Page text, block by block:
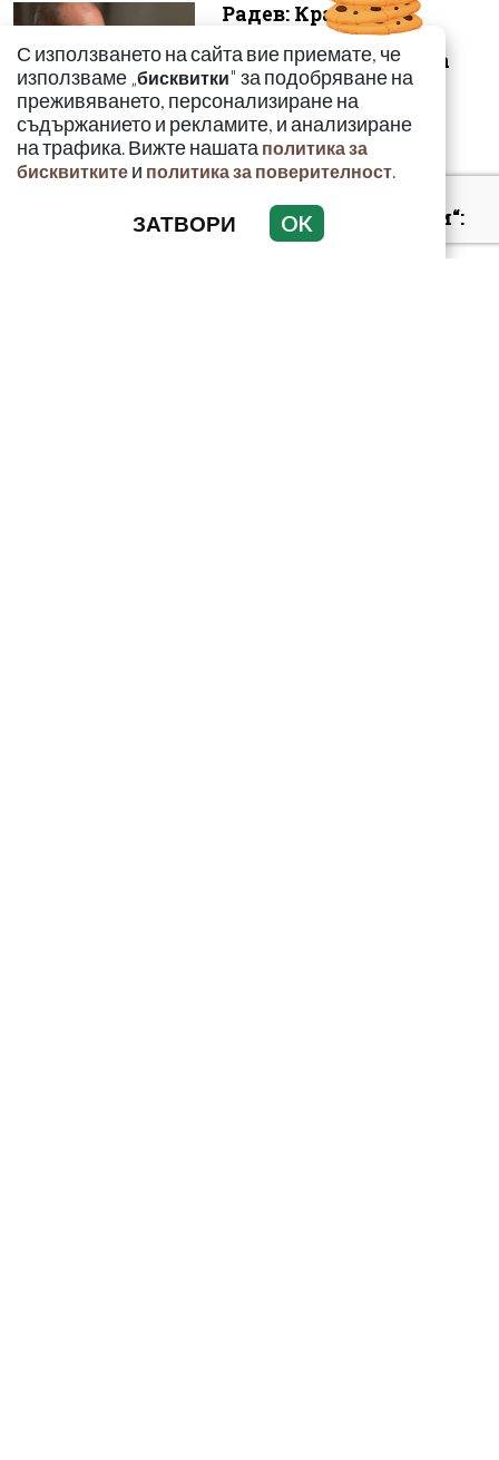
Радев: Край на 15-
годишната сага –
безценният архив на
македонските бъ...
„Умира се за секунди“:
Токсиколог
С използването на сайта вие приемате, че
използваме „бисквитки" за подобряване на
преживяването, персонализиране на
съдържанието и рекламите, и анализиране
на трафика. Вижте нашата политика за
бисквитките и политика за поверителност.
ЗАТВОРИ OK